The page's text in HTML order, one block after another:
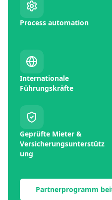
Process automation
Internationale
Führungskräfte
Geprüfte Mieter &
Versicherungsunterstütz
ung
Partnerprogramm